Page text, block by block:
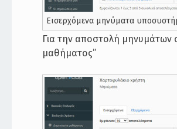
Εισερχόμενα μηνύματα
Για την αποστολή μηνυμάτων
μαθήματος”